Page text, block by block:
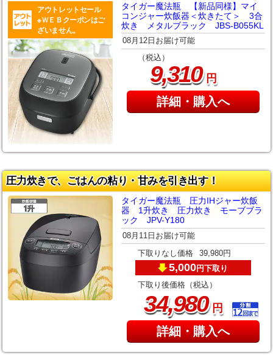
アウトレットセール
※ＷＥＢクーポンはご
ざいません。
タイガー魔法瓶 【新品同様】マイ
コンジャー炊飯器＜炊きたて＞ 3合
炊き メタルブラック JBS-B055KL
08月12日お届け可能
（税込）
9,310円
詳細・購入へ
圧力炊きで、ごはんの粘り・甘みを引き出す！
タイガー魔法瓶 圧力IHジャー炊飯
器 1升炊き 圧力炊き モーブブラ
ック JPV-Y180
08月11日お届け可能
下取りなし価格 39,980円
5,000円下取り
下取り後価格（税込）
34,980円
詳細・購入へ